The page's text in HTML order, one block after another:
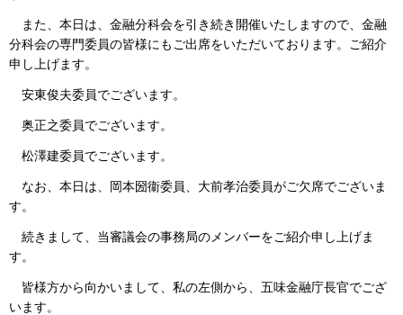
また、本日は、金融分科会を引き続き開催いたしますので、金融
分科会の専門委員の皆様にもご出席をいただいております。ご紹介
申し上げます。
安東俊夫委員でございます。
奥正之委員でございます。
松澤建委員でございます。
なお、本日は、岡本圀衞委員、大前孝治委員がご欠席でございま
す。
続きまして、当審議会の事務局のメンバーをご紹介申し上げま
す。
皆様方から向かいまして、私の左側から、五味金融庁長官でござ
います。